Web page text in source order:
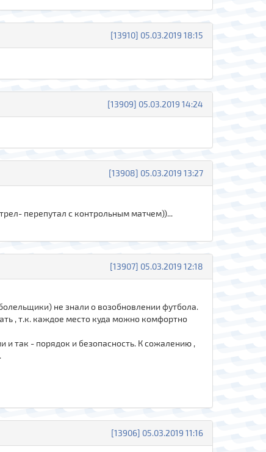
[13910] 05.03.2019 18:15
[13909] 05.03.2019 14:24
[13908] 05.03.2019 13:27
перепутал с контрольным матчем))...
[13907] 05.03.2019 12:18
не знали о возобновлении футбола.
, т.к. каждое место куда можно комфортно
и так - порядок и безопасность. К сожалению ,
[13906] 05.03.2019 11:16